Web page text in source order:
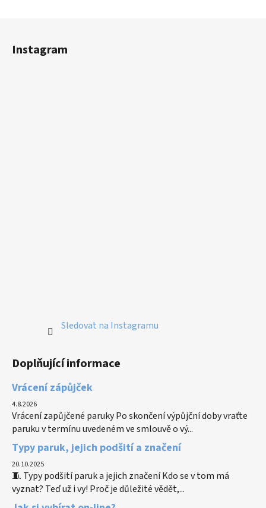
Instagram
Sledovat na Instagramu
Doplňující informace
Vrácení zápůjček
4.8.2026
Vrácení zapůjčené paruky Po skončení výpůjční doby vraťte
paruku v termínu uvedeném ve smlouvě o vý...
Typy paruk, jejich podšití a značení
20.10.2025
🧵 Typy podšití paruk a jejich značení Kdo se v tom má
vyznat? Teď už i vy! Proč je důležité vědět,...